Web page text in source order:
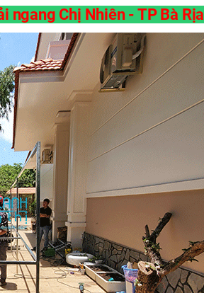
ngang Chị Nhiên - TP Bà Rịa